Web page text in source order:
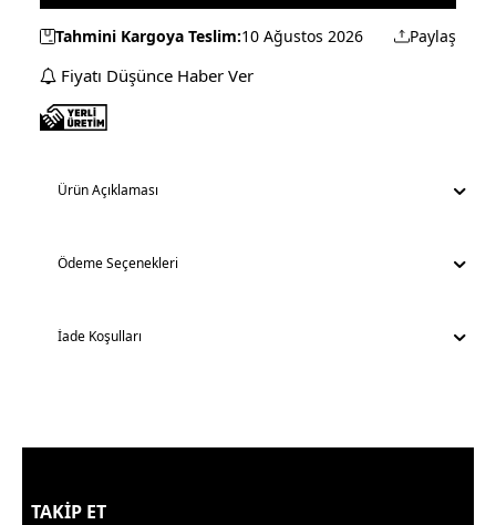
Tahmini Kargoya Teslim:10 Ağustos 2026 Paylaş
Fiyatı Düşünce Haber Ver
Ürün Açıklaması
Ödeme Seçenekleri
İade Koşulları
TAKİP ET